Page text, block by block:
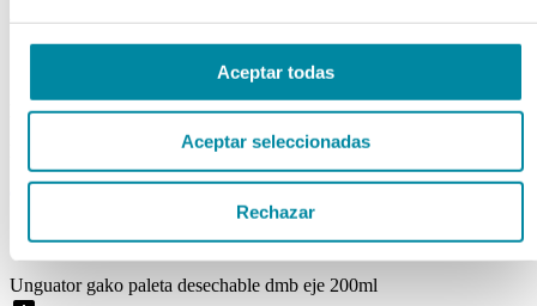
Aceptar todas
Aceptar seleccionadas
Rechazar
200ml
Ref. Mg10997
ENTREGA INMEDIATA
( 0 )
local_shippingDisponibilidad:Entrega inmediata
Unguator gako paleta desechable dmb eje 200ml